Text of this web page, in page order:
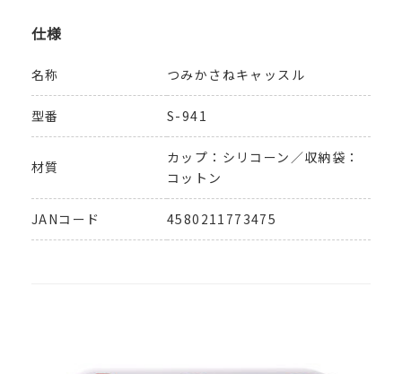
仕様
名称 つみかさねキャッスル
型番 S-941
材質
カップ：シリコーン／収納袋：
コットン
JANコード 4580211773475